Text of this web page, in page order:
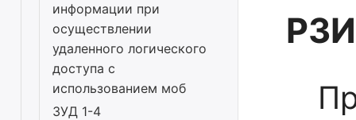
информации при
осуществлении
удаленного логического
доступа с
использованием моб
ЗУД 1-4